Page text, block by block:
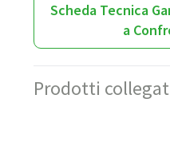
Scheda Tecnica
a
Prodotti